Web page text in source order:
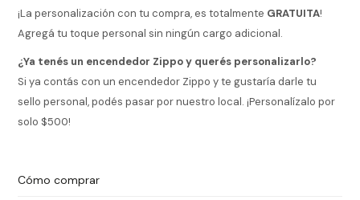
¡La personalización con tu compra, es totalmente GRATUITA!
Agregá tu toque personal sin ningún cargo adicional.
¿Ya tenés un encendedor Zippo y querés personalizarlo?
Si ya contás con un encendedor Zippo y te gustaría darle tu
sello personal, podés pasar por nuestro local. ¡Personalízalo por
solo $500!
Cómo comprar
Casio
Fossil
Skagen
Rosefield
Maserati
Repuestos
Bolígrafo
Rollerball
Lápiz
mecánico
Metal
Accesorios
MOCHILAS
ACCESORIOS
Encendedores
Ver
OUTLET